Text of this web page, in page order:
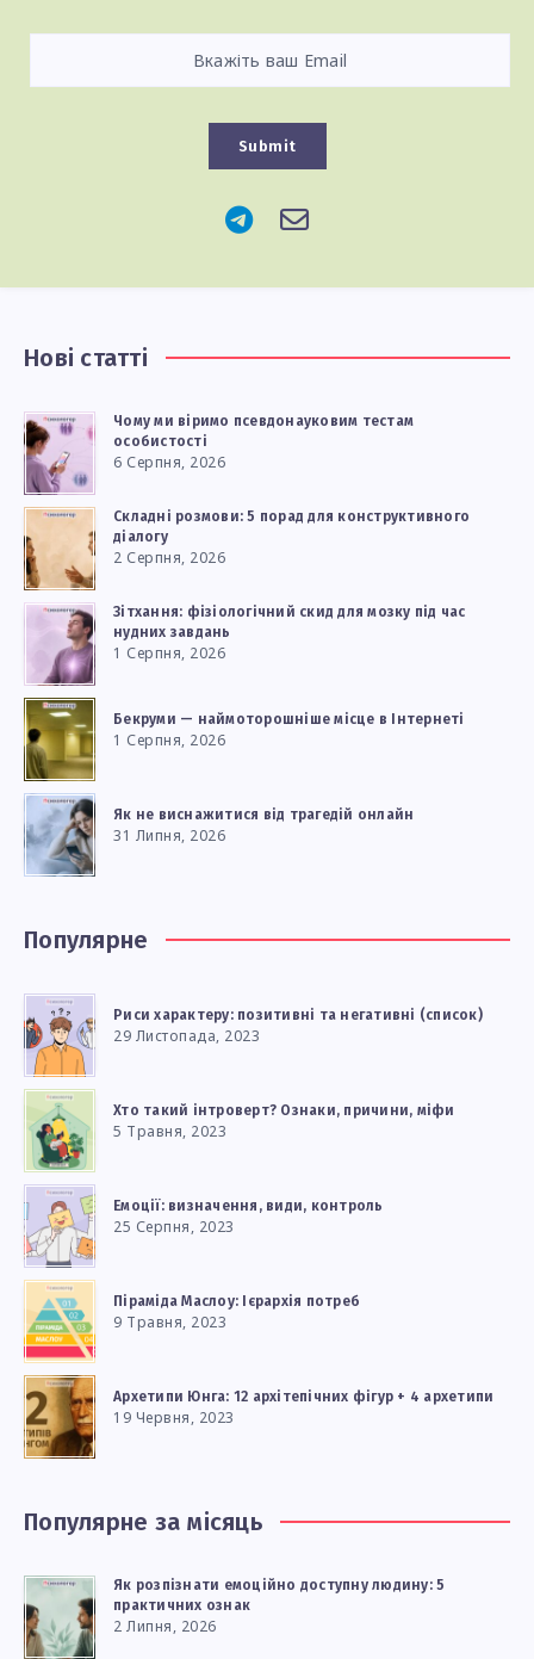
Submit
Нові статті
Чому ми віримо псевдонауковим тестам
особистості
6 Серпня, 2026
Складні розмови: 5 порад для конструктивного
діалогу
2 Серпня, 2026
Зітхання: фізіологічний скид для мозку під час
нудних завдань
1 Серпня, 2026
Бекруми — наймоторошніше місце в Інтернеті
1 Серпня, 2026
Як не виснажитися від трагедій онлайн
31 Липня, 2026
Популярне
Риси характеру: позитивні та негативні (список)
29 Листопада, 2023
Хто такий інтроверт? Ознаки, причини, міфи
5 Травня, 2023
Емоції: визначення, види, контроль
25 Серпня, 2023
Піраміда Маслоу: Ієрархія потреб
9 Травня, 2023
Архетипи Юнга: 12 архітепічних фігур + 4 архетипи
19 Червня, 2023
Популярне за місяць
Як розпізнати емоційно доступну людину: 5
практичних ознак
2 Липня, 2026